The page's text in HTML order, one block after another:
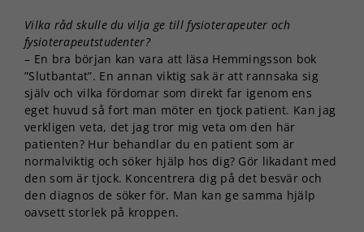
Vilka råd skulle du vilja ge till fysioterapeuter och
fysioterapeutstudenter?
– En bra början kan vara att läsa Hemmingsson bok
”Slutbantat”. En annan viktig sak är att rannsaka sig
själv och vilka fördomar som direkt far igenom ens
eget huvud så fort man möter en tjock patient. Kan jag
verkligen veta, det jag tror mig veta om den här
patienten? Hur behandlar du en patient som är
normalviktig och söker hjälp hos dig? Gör likadant med
den som är tjock. Koncentrera dig på det besvär och
den diagnos de söker för. Man kan ge samma hjälp
oavsett storlek på kroppen.